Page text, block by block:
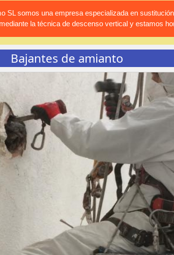
SL somos una empresa especializada en
la técnica de descenso vertical y estamos
Bajantes de amianto